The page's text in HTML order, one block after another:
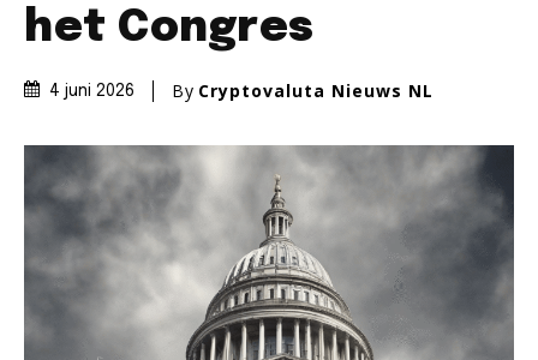
het Congres
4 juni 2026 By Cryptovaluta Nieuws NL